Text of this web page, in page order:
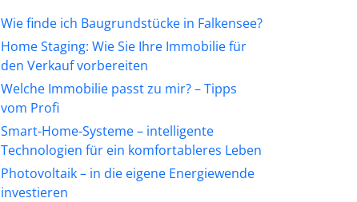
Wie finde ich Baugrundstücke in Falkensee?
Home Staging: Wie Sie Ihre Immobilie für
den Verkauf vorbereiten
Welche Immobilie passt zu mir? – Tipps
vom Profi
Smart-Home-Systeme – intelligente
Technologien für ein komfortableres Leben
Photovoltaik – in die eigene Energiewende
investieren